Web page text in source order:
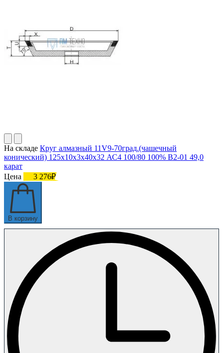
На складе Круг алмазный 11V9-70град.(чашечный
конический) 125х10х3х40х32 АС4 100/80 100% В2-01 49,0
карат
Цена
3 276₽
В корзину